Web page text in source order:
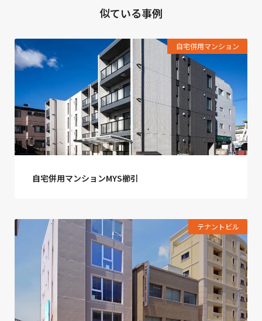
似ている事例
自宅併用マンション
自宅併用マンションMYS櫛引
テナントビル